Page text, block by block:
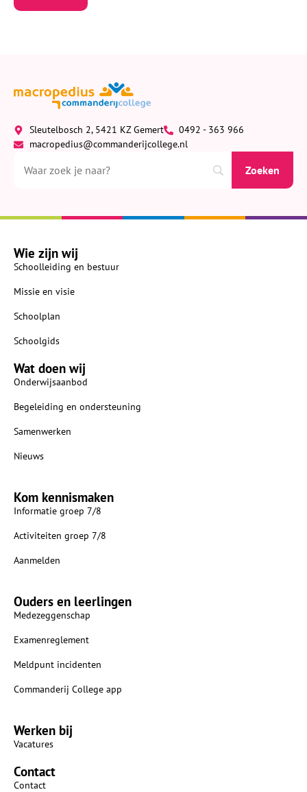
Sleutelbosch 2, 5421 KZ Gemert
0492 - 363 966
macropedius@commanderijcollege.nl
Wie zijn wij
Schoolleiding en bestuur
Missie en visie
Schoolplan
Schoolgids
Wat doen wij
Onderwijsaanbod
Begeleiding en ondersteuning
Samenwerken
Nieuws
Kom kennismaken
Informatie groep 7/8
Activiteiten groep 7/8
Aanmelden
Ouders en leerlingen
Medezeggenschap
Examenreglement
Meldpunt incidenten
Commanderij College app
Werken bij
Vacatures
Contact
Contact